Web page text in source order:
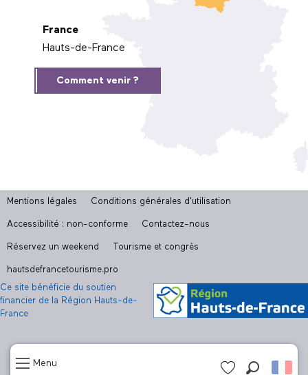
Menu
France
Hauts-de-France
Comment venir ?
Mentions légales Conditions générales d'utilisation
Accessibilité : non-conforme Contactez-nous
Réservez un weekend Tourisme et congrès
hautsdefrancetourisme.pro
Ce site bénéficie du soutien
financier de la Région Hauts-de-
France